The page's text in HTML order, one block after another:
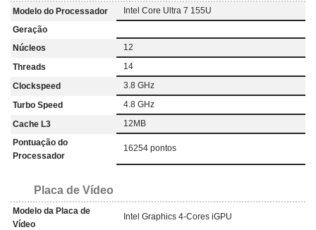
Modelo do Processador
Intel Core Ultra 7 155U
Geração
Núcleos
12
Threads
14
Clockspeed
3.8 GHz
Turbo Speed
4.8 GHz
Cache L3
12MB
Pontuação do
Processador
16254 pontos
Placa de Vídeo
Modelo da Placa de
Vídeo
Intel Graphics 4-Cores iGPU